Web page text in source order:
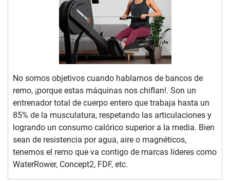
No somos objetivos cuando hablamos de bancos de
remo, ¡porque estas máquinas nos chiflan!. Son un
entrenador total de cuerpo entero que trabaja hasta un
85% de la musculatura, respetando las articulaciones y
logrando un consumo calórico superior a la media. Bien
sean de resistencia por agua, aire o magnéticos,
tenemos el remo que va contigo de marcas líderes como
WaterRower, Concept2, FDF, etc.